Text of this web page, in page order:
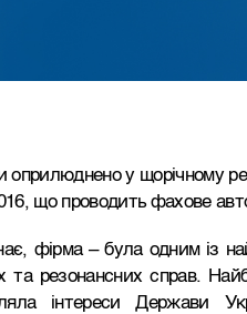
оприлюднено у щорічному
що проводить фахове
фірма – була одним із
та резонансних справ.
інтереси Держави